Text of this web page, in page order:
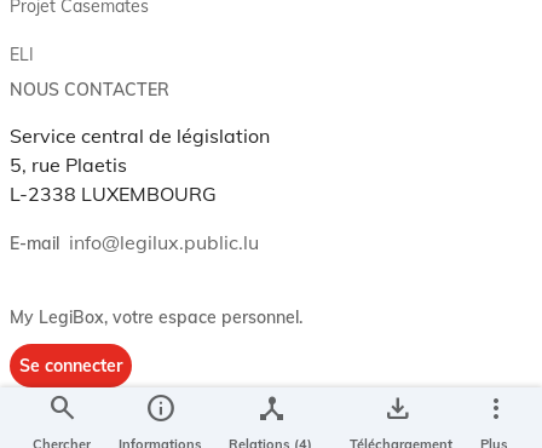
search info device_hub save_alt more_vert
Projet Casemates
ELI
NOUS CONTACTER
Service central de législation
5, rue Plaetis
L-2338 LUXEMBOURG
E-mail info@legilux.public.lu
My LegiBox, votre espace personnel.
Se connecter
Enregistrer et organiser vos actes préférés, enregistrer vos
recherches, soyez alerté en cas de modification sur un document